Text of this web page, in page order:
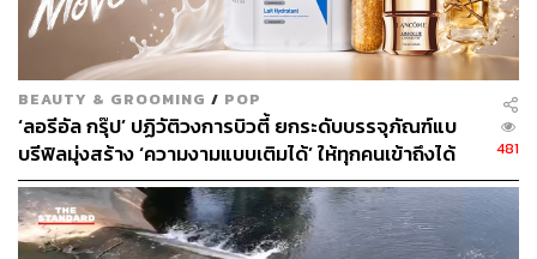
BEAUTY & GROOMING / POP
‘ลอรีอัล กรุ๊ป’ ปฏิวัติวงการบิวตี้ ยกระดับบรรจุภัณฑ์แบ
บรีฟิลมุ่งสร้าง ‘ความงามแบบเติมได้’ ให้ทุกคนเข้าถึงได้
[Advertorial]
481